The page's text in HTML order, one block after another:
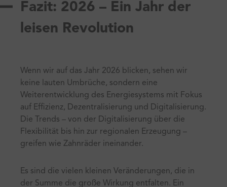
Fazit: 2026 – Ein Jahr der
leisen Revolution
Wenn wir auf das Jahr 2026 blicken, sehen wir
keine lauten Umbrüche, sondern eine
Weiterentwicklung des Energiesystems mit Fokus
auf Effizienz, Dezentralisierung und Digitalisierung.
Die Trends – von der Digitalisierung über die
Flexibilität bis hin zur regionalen Erzeugung –
greifen wie Zahnräder ineinander.
Es sind die vielen kleinen Veränderungen, die in
der Summe die große Wirkung entfalten. Ein